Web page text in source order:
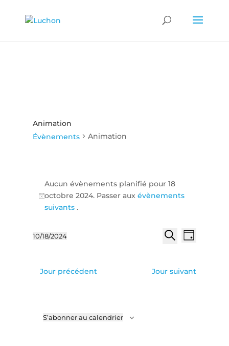
Animation
Évènements
Animation
for
18
octobre
Notice
Aucun évènements planifié pour 18
octobre 2024. Passer aux évènements
suivants .
de
de
Jour
10/18/2024
date.
Jour précédent Jour suivant
S’abonner au calendrier